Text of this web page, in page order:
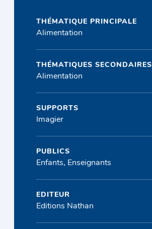
THÉMATIQUE PRINCIPALE
Alimentation
THÉMATIQUES SECONDAIRES
Alimentation
SUPPORTS
Imagier
PUBLICS
Enfants, Enseignants
EDITEUR
Editions Nathan